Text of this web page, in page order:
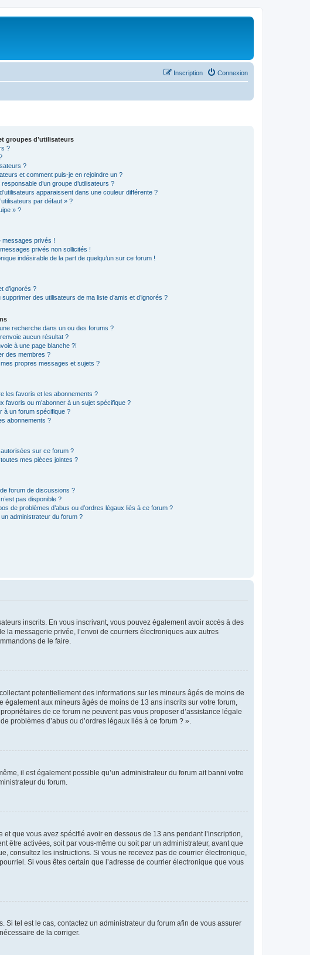
Connexion
Inscription
groupes d’utilisateurs
?
?
et comment puis-je en rejoindre un ?
d’un groupe d’utilisateurs ?
apparaissent dans une couleur différente ?
par défaut » ?
» ?
messages privés !
privés non sollicités !
indésirable de la part de quelqu’un sur ce forum !
d’ignorés ?
des utilisateurs de ma liste d’amis et d’ignorés ?
recherche dans un ou des forums ?
aucun résultat ?
à une page blanche ?!
des membres ?
propres messages et sujets ?
les favoris et les abonnements ?
favoris ou m’abonner à un sujet spécifique ?
à un forum spécifique ?
abonnements ?
sur ce forum ?
mes pièces jointes ?
forum de discussions ?
pas disponible ?
de problèmes d’abus ou d’ordres légaux liés à ce forum ?
administrateur du forum ?
inscrits. En vous inscrivant, vous pouvez également avoir accès à des
la messagerie privée, l’envoi de courriers électroniques aux autres
de le faire.
potentiellement des informations sur les mineurs âgés de moins de
aux mineurs âgés de moins de 13 ans inscrits sur votre forum,
de ce forum ne peuvent pas vous proposer d’assistance légale
problèmes d’abus ou d’ordres légaux liés à ce forum ? ».
il est également possible qu’un administrateur du forum ait banni votre
du forum.
que vous avez spécifié avoir en dessous de 13 ans pendant l’inscription,
être activées, soit par vous-même ou soit par un administrateur, avant que
consultez les instructions. Si vous ne recevez pas de courrier électronique,
Si vous êtes certain que l’adresse de courrier électronique que vous
Si tel est le cas, contactez un administrateur du forum afin de vous assurer
de la corriger.